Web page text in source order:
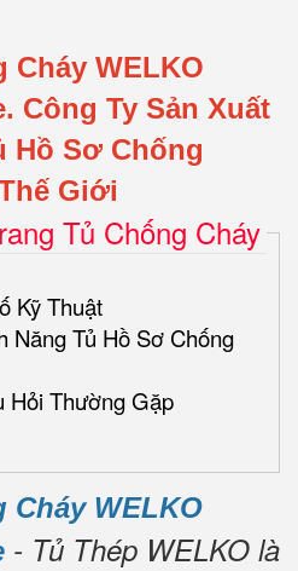
Cháy WELKO
Công Ty Sản Xuất
Hồ Sơ Chống
Giới
Tủ Chống Cháy
Kỹ Thuật
Năng Tủ Hồ Sơ Chống
Hỏi Thường Gặp
Cháy WELKO
- Tủ Thép WELKO là